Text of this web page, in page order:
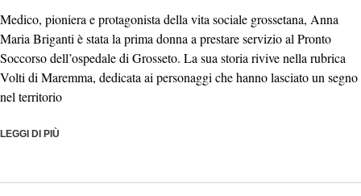
Medico, pioniera e protagonista della vita sociale grossetana, Anna
Maria Briganti è stata la prima donna a prestare servizio al Pronto
Soccorso dell’ospedale di Grosseto. La sua storia rivive nella rubrica
Volti di Maremma, dedicata ai personaggi che hanno lasciato un segno
nel territorio
LEGGI DI PIÙ